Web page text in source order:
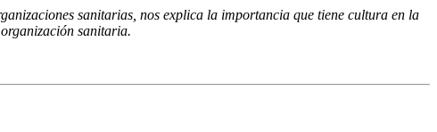
sanitarias, nos explica la importancia que tiene cultura en la
sanitaria.